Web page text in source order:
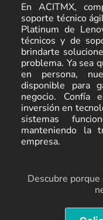
En ACITMX,
soporte técnico
Platinum de
técnicos y de
brindarte
problema. Ya sea
en persona,
disponible para
negocio. Confía
inversión en
sistemas
manteniendo la
empresa.
Descubre